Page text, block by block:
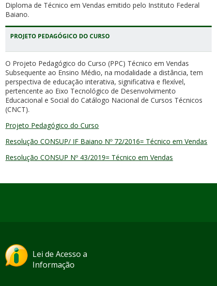
Diploma de Técnico em Vendas emitido pelo Instituto Federal
Baiano.
PROJETO PEDAGÓGICO DO CURSO
O Projeto Pedagógico do Curso (PPC) Técnico em Vendas
Subsequente ao Ensino Médio, na modalidade a distância, tem
perspectiva de educação interativa, significativa e flexível,
pertencente ao Eixo Tecnológico de Desenvolvimento
Educacional e Social do Catálogo Nacional de Cursos Técnicos
(CNCT).
Projeto Pedagógico do Curso
Resolução CONSUP/ IF Baiano Nº 72/2016= Técnico em Vendas
Resolução CONSUP Nº 43/2019= Técnico em Vendas
Lei de Acesso a
Informação